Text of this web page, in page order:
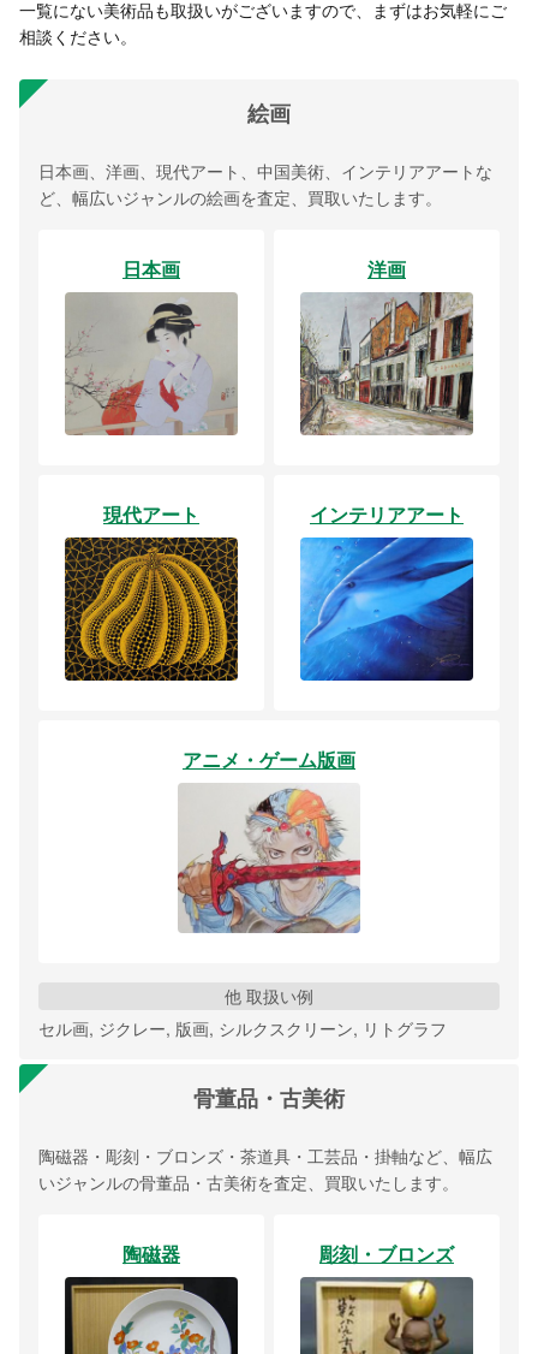
一覧にない美術品も取扱いがございますので、まずはお気軽にご
相談ください。
絵画
日本画、洋画、現代アート、中国美術、インテリアアートな
ど、幅広いジャンルの絵画を査定、買取いたします。
日本画 洋画
現代アート インテリアアート
アニメ・ゲーム版画
他 取扱い例
セル画, ジクレー, 版画, シルクスクリーン, リトグラフ
骨董品・古美術
陶磁器・彫刻・ブロンズ・茶道具・工芸品・掛軸など、幅広
いジャンルの骨董品・古美術を査定、買取いたします。
陶磁器 彫刻・ブロンズ